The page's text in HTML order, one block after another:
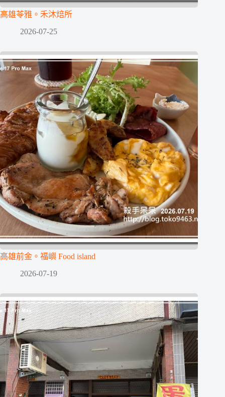
高雄苓雅。禾沐焙所
2026-07-25
高雄前金。福嶼 Food island
2026-07-19